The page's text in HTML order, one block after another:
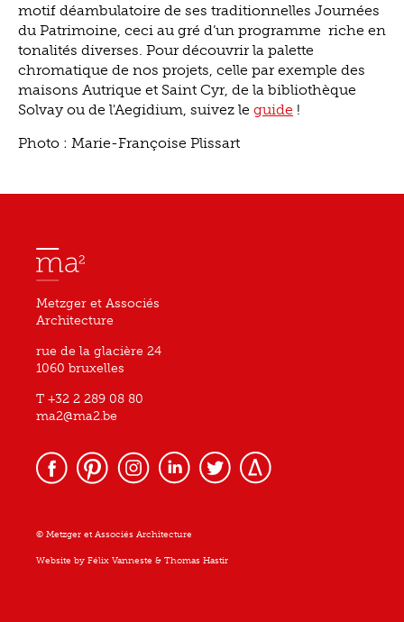
motif déambulatoire de ses traditionnelles Journées
du Patrimoine, ceci au gré d’un programme riche en
tonalités diverses. Pour découvrir la palette
chromatique de nos projets, celle par exemple des
maisons Autrique et Saint Cyr, de la bibliothèque
Solvay ou de l'Aegidium, suivez le guide !
Photo : Marie-Françoise Plissart
Metzger et Associés
Architecture
rue de la glacière 24
1060 bruxelles
T +32 2 289 08 80
ma2@ma2.be
© Metzger et Associés Architecture
Website by Félix Vanneste & Thomas Hastir